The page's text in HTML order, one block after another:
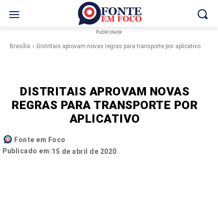
Publicidade
Brasília Distritais aprovam novas regras para transporte por aplicativo
DISTRITAIS APROVAM NOVAS
REGRAS PARA TRANSPORTE POR
APLICATIVO
Fonte em Foco
Publicado em:15 de abril de 2020